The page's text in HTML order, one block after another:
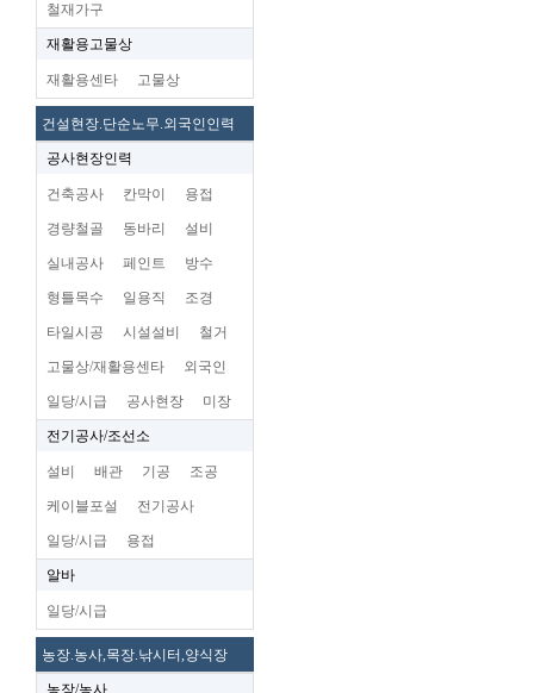
철재가구
재활용고물상
재활용센타 고물상
건설현장.단순노무.외국인인력
공사현장인력
건축공사 칸막이 용접
경량철골 동바리 설비
실내공사 페인트 방수
형틀목수 일용직 조경
타일시공 시설설비 철거
고물상/재활용센타 외국인
일당/시급 공사현장 미장
전기공사/조선소
설비 배관 기공 조공
케이블포설 전기공사
일당/시급 용접
알바
일당/시급
농장.농사,목장.낚시터,양식장
농장/농사